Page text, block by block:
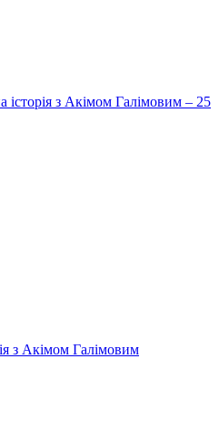
з Акімом Галімовим – 25
з Акімом Галімовим